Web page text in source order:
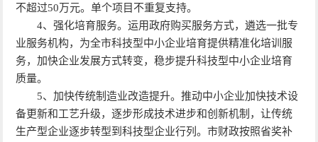
不超过50万元。单个项目不重复支持。
4、强化培育服务。运用政府购买服务方式，遴选一批专
业服务机构，为全市科技型中小企业培育提供精准化培训服
务，加快企业发展方式转变，稳步提升科技型中小企业培育
质量。
5、加快传统制造业改造提升。推动中小企业加快技术设
备更新和工艺升级，逐步形成技术进步和创新机制，让传统
生产型企业逐步转型到科技型企业行列。市财政按照省奖补